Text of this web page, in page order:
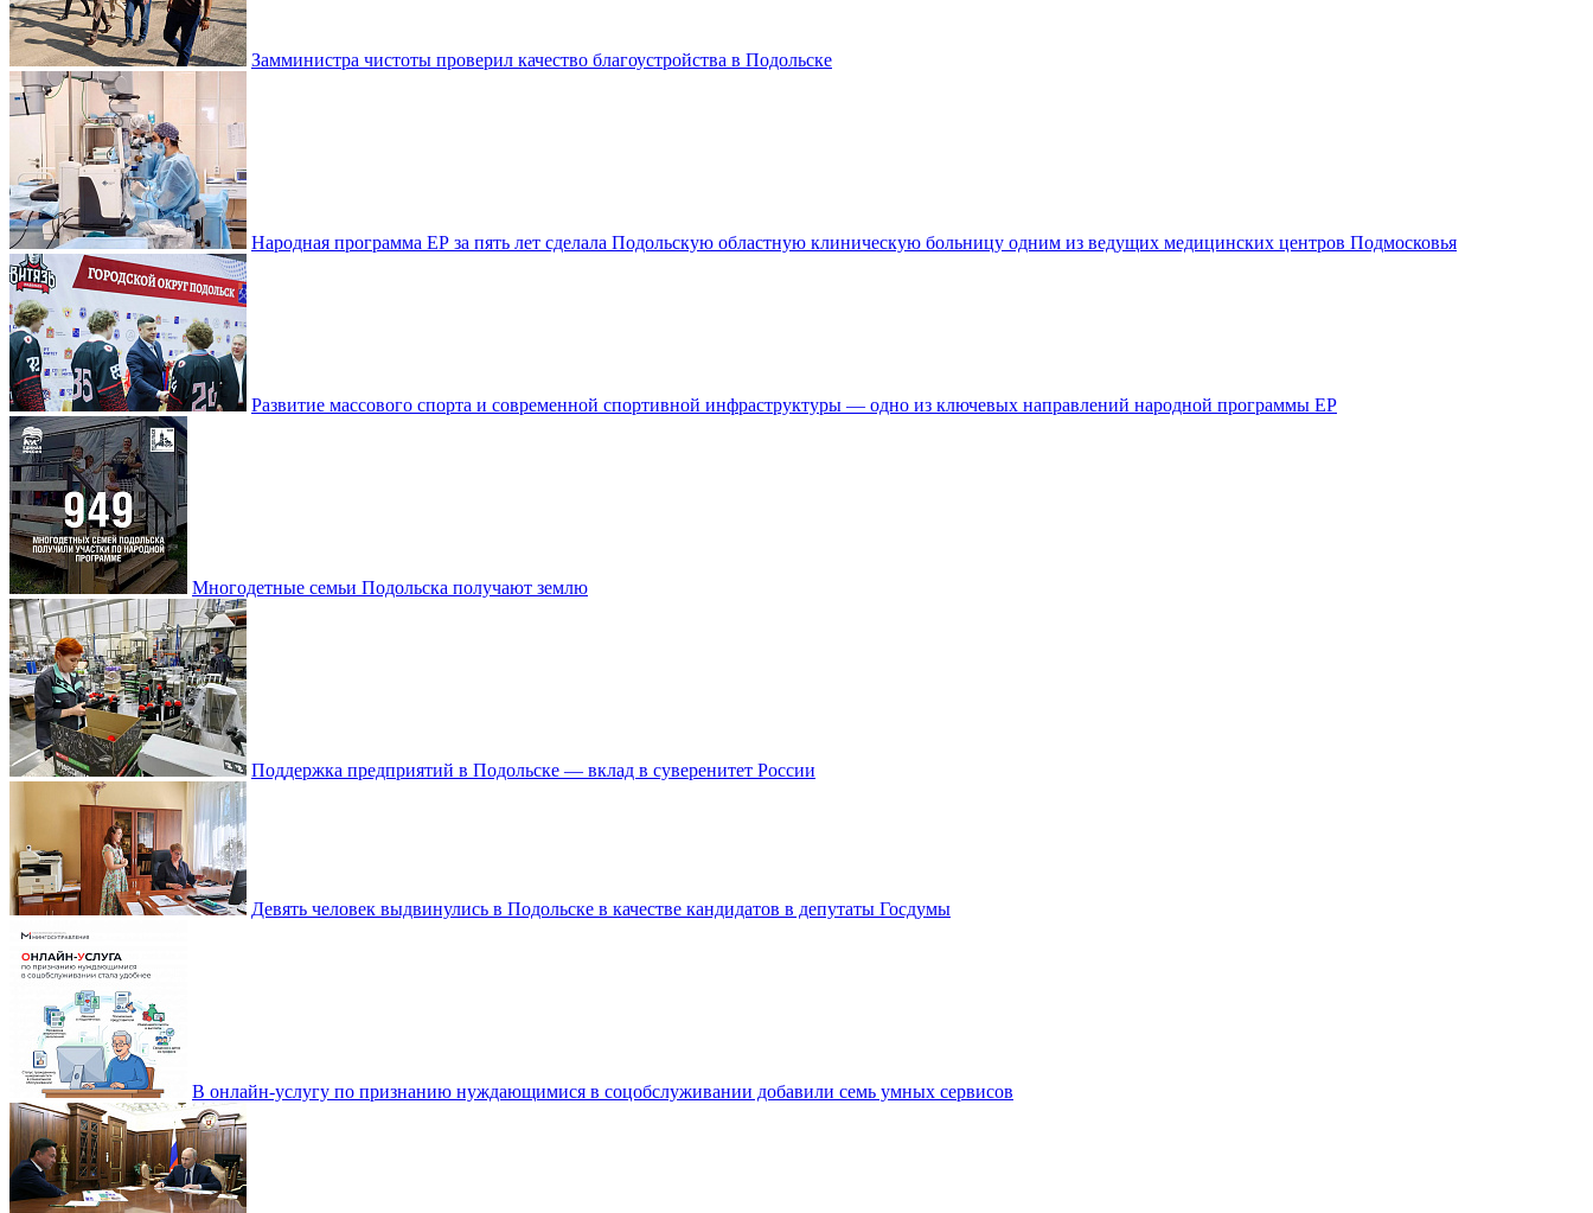
Замминистра чистоты проверил качество благоустройства в Подольске
Народная программа ЕР за пять лет сделала Подольскую областную клиническую больницу одним из ведущих медицинских центров Подмосковья
Развитие массового спорта и современной спортивной инфраструктуры — одно из ключевых направлений народной программы ЕР
Многодетные семьи Подольска получают землю
Поддержка предприятий в Подольске — вклад в суверенитет России
Девять человек выдвинулись в Подольске в качестве кандидатов в депутаты Госдумы
В онлайн-услугу по признанию нуждающимися в соцобслуживании добавили семь умных сервисов